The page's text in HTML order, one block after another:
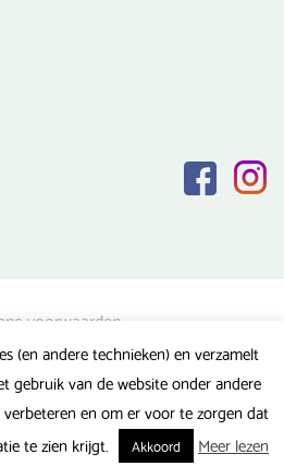
voorwaarden
verklaring
vragen
(en andere technieken) en verzamelt
gebruik van de website onder andere
en om er voor te zorgen dat
te zien krijgt.
Akkoord Meer lezen